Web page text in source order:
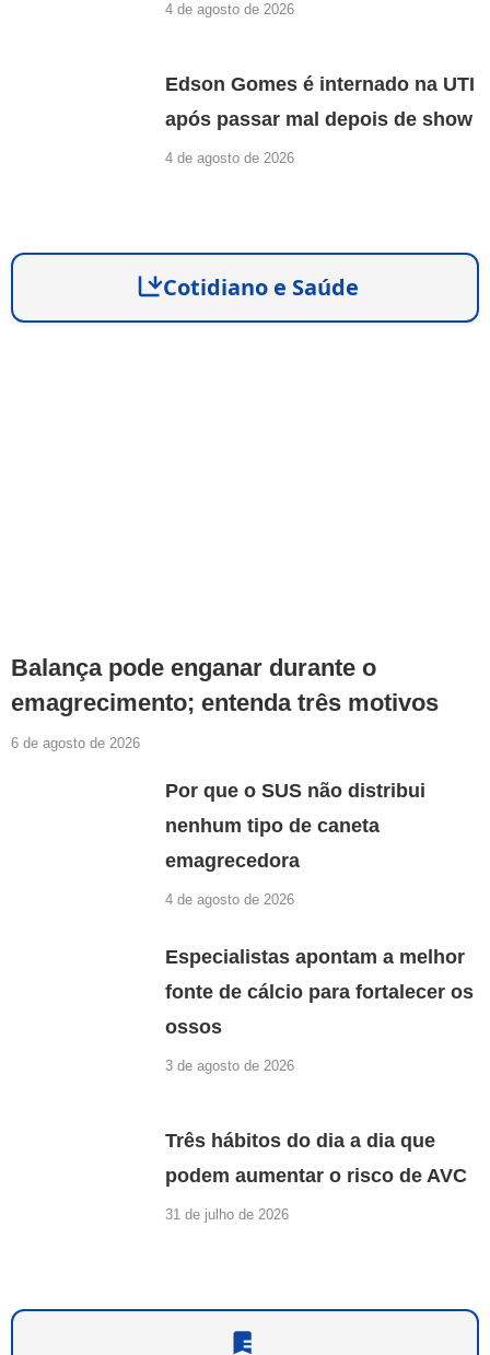
4 de agosto de 2026
Edson Gomes é internado na UTI
após passar mal depois de show
4 de agosto de 2026
Cotidiano e Saúde
Balança pode enganar durante o
emagrecimento; entenda três motivos
6 de agosto de 2026
Por que o SUS não distribui
nenhum tipo de caneta
emagrecedora
4 de agosto de 2026
Especialistas apontam a melhor
fonte de cálcio para fortalecer os
ossos
3 de agosto de 2026
Três hábitos do dia a dia que
podem aumentar o risco de AVC
31 de julho de 2026